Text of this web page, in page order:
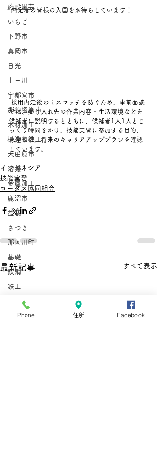
施設園芸
いちご
下野市
真岡市
日光
上三川
宇都宮市
那須塩原市
木材加工
構造物鉄工
大田原市
溶接
金属加工
鹿沼市
盆栽
さつき
那珂川町
基礎
鉄鋼
鉄工
非加熱水産加工
外国人雇用労務士
内定者の皆様の入国をお待ちしています！
では、受け入れ先の作業内容・生活環境などを
候補者に説明するとともに、候補者1人1人とじ
っくり時間をかけ、技能実習に参加する目的、
志望動機、将来のキャリアアッププランを確認
しています。
インドネシア
技能実習
ロータス協同組合
最新記事 すべて表示
Phone 住所 Facebook